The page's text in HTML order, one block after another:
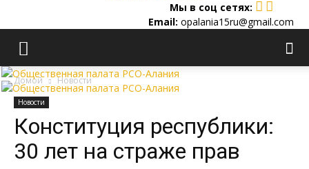
Мы в соц сетях:
Email: opalania15ru@gmail.com
Домой Новости
Новости
Конституция республики:
30 лет на страже прав